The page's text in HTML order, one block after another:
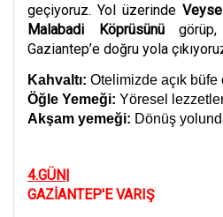
geçiyoruz. Yol üzerinde
Malabadi Köprüsünügörüp,
Gaziantep’e doğru yola
Kahvaltı: Otelimizde açık büfe
Öğle Yemeği: Yöresel
Akşam yemeği: Dönüş
4.GÜN|
GAZİANTEP'E VARIŞ